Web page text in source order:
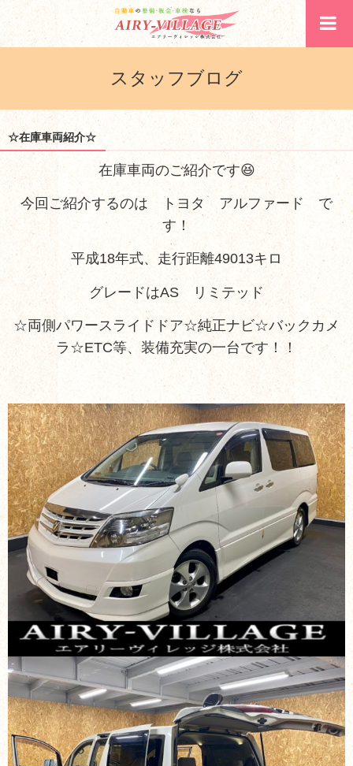
スタッフブログ
☆在庫車両紹介☆
在庫車両のご紹介です😆
今回ご紹介するのは トヨタ アルファード で
す！
平成18年式、走行距離49013キロ
グレードはAS リミテッド
☆両側パワースライドドア☆純正ナビ☆バックカメ
ラ☆ETC等、装備充実の一台です！！